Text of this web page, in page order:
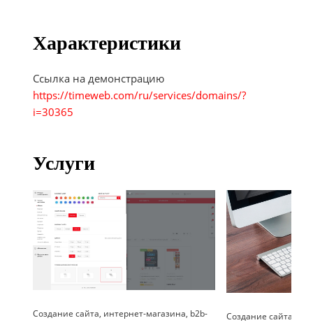
Характеристики
Ссылка на демонстрацию
https://timeweb.com/ru/services/domains/?
i=30365
Услуги
Создание сайта, интернет-магазина, b2b-
Создание сайта,